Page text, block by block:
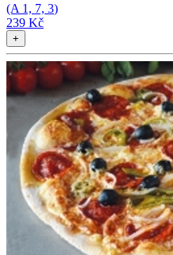
(A 1, 7, 3)
239 Kč
+